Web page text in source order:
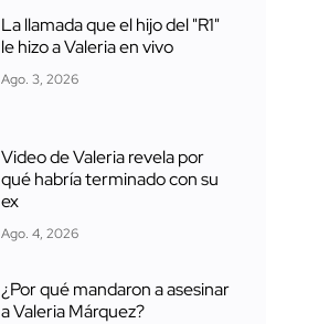
La llamada que el hijo del "R1"
le hizo a Valeria en vivo
Ago. 3, 2026
Video de Valeria revela por
qué habría terminado con su
ex
Ago. 4, 2026
¿Por qué mandaron a asesinar
a Valeria Márquez?